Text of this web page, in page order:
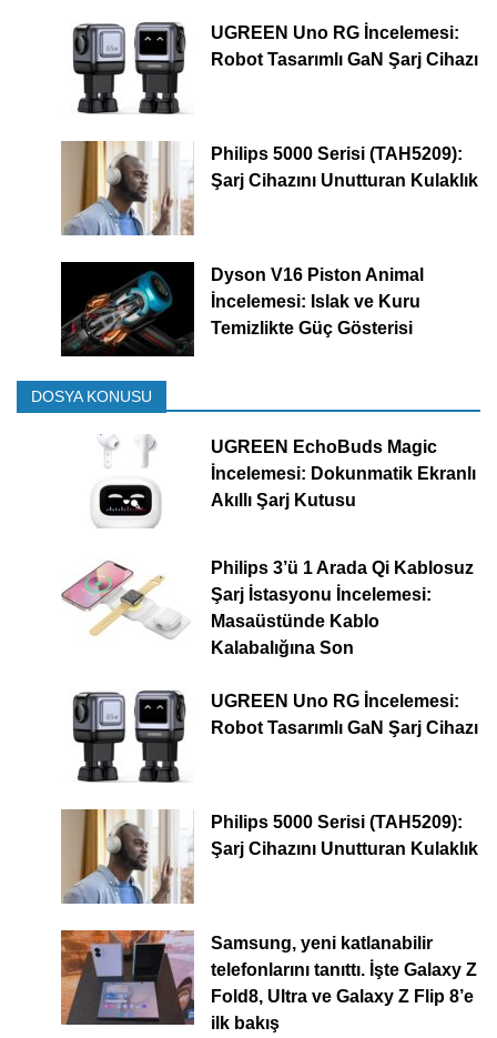
UGREEN Uno RG İncelemesi:
Robot Tasarımlı GaN Şarj Cihazı
Philips 5000 Serisi (TAH5209):
Şarj Cihazını Unutturan Kulaklık
Dyson V16 Piston Animal
İncelemesi: Islak ve Kuru
Temizlikte Güç Gösterisi
DOSYA KONUSU
UGREEN EchoBuds Magic
İncelemesi: Dokunmatik Ekranlı
Akıllı Şarj Kutusu
Philips 3’ü 1 Arada Qi Kablosuz
Şarj İstasyonu İncelemesi:
Masaüstünde Kablo
Kalabalığına Son
UGREEN Uno RG İncelemesi:
Robot Tasarımlı GaN Şarj Cihazı
Philips 5000 Serisi (TAH5209):
Şarj Cihazını Unutturan Kulaklık
Samsung, yeni katlanabilir
telefonlarını tanıttı. İşte Galaxy Z
Fold8, Ultra ve Galaxy Z Flip 8’e
ilk bakış